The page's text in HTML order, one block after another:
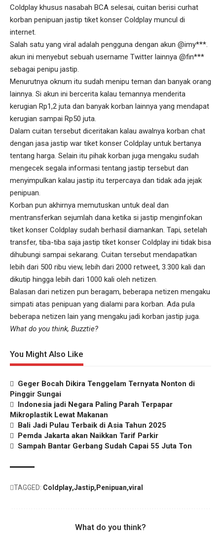
Coldplay khusus nasabah BCA selesai, cuitan berisi curhat
korban penipuan jastip tiket konser Coldplay muncul di
internet.
Salah satu yang viral adalah pengguna dengan akun @imy***.
akun ini menyebut sebuah username Twitter lainnya @fin***
sebagai penipu jastip.
Menurutnya oknum itu sudah menipu teman dan banyak orang
lainnya. Si akun ini bercerita kalau temannya menderita
kerugian Rp1,2 juta dan banyak korban lainnya yang mendapat
kerugian sampai Rp50 juta.
Dalam cuitan tersebut diceritakan kalau awalnya korban chat
dengan jasa jastip war tiket konser Coldplay untuk bertanya
tentang harga. Selain itu pihak korban juga mengaku sudah
mengecek segala informasi tentang jastip tersebut dan
menyimpulkan kalau jastip itu terpercaya dan tidak ada jejak
penipuan.
Korban pun akhirnya memutuskan untuk deal dan
mentransferkan sejumlah dana ketika si jastip menginfokan
tiket konser Coldplay sudah berhasil diamankan. Tapi, setelah
transfer, tiba-tiba saja jastip tiket konser Coldplay ini tidak bisa
dihubungi sampai sekarang. Cuitan tersebut mendapatkan
lebih dari 500 ribu view, lebih dari 2000 retweet, 3.300 kali dan
dikutip hingga lebih dari 1000 kali oleh netizen.
Balasan dari netizen pun beragam, beberapa netizen mengaku
simpati atas penipuan yang dialami para korban. Ada pula
beberapa netizen lain yang mengaku jadi korban jastip juga.
What do you think, Buzztie?
You Might Also Like
Geger Bocah Dikira Tenggelam Ternyata Nonton di
Pinggir Sungai
Indonesia jadi Negara Paling Parah Terpapar
Mikroplastik Lewat Makanan
Bali Jadi Pulau Terbaik di Asia Tahun 2025
Pemda Jakarta akan Naikkan Tarif Parkir
Sampah Bantar Gerbang Sudah Capai 55 Juta Ton
TAGGED: Coldplay Jastip Penipuan viral
What do you think?